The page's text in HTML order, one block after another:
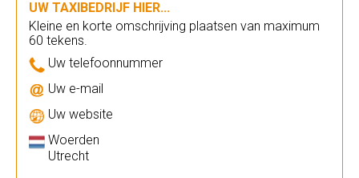
UW TAXIBEDRIJF HIER...
Kleine en korte omschrijving plaatsen van maximum
60 tekens.
Uw telefoonnummer
Uw e-mail
Uw website
Woerden
Utrecht